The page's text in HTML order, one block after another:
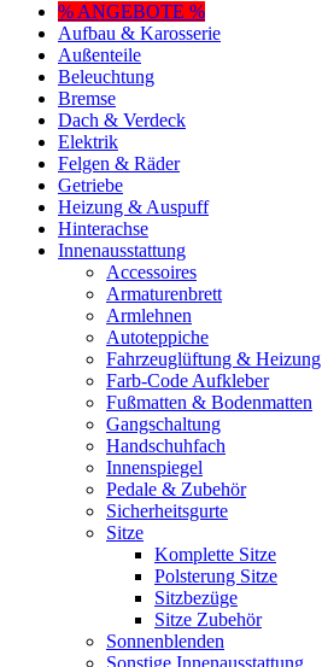
% ANGEBOTE %
Aufbau & Karosserie
Außenteile
Beleuchtung
Bremse
Dach & Verdeck
Elektrik
Felgen & Räder
Getriebe
Heizung & Auspuff
Hinterachse
Innenausstattung
Accessoires
Armaturenbrett
Armlehnen
Autoteppiche
Fahrzeuglüftung & Heizung
Farb-Code Aufkleber
Fußmatten & Bodenmatten
Gangschaltung
Handschuhfach
Innenspiegel
Pedale & Zubehör
Sicherheitsgurte
Sitze
Komplette Sitze
Polsterung Sitze
Sitzbezüge
Sitze Zubehör
Sonnenblenden
Sonstige Innenausstattung